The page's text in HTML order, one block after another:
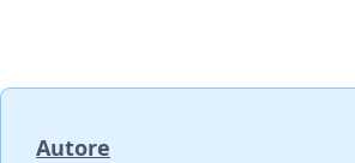
Autore